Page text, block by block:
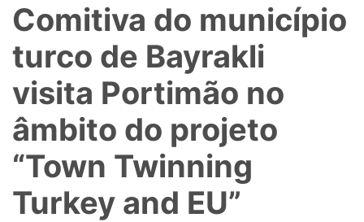
Comitiva do município
turco de Bayrakli
visita Portimão no
âmbito do projeto
“Town Twinning
Turkey and EU”